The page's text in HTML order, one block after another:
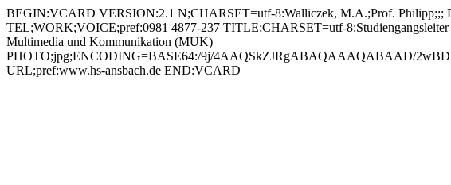
BEGIN:VCARD VERSION:2.1 N;CHARSET=utf-8:Walliczek, M.A.;Prof. Philipp;;;
TEL;WORK;VOICE;pref:0981 4877-237 TITLE;CHARSET=utf-
Multimedia und Kommunikation (MUK)
PHOTO;jpg;ENCODING=BASE64:/9j/4AAQSkZJRgABAQAAAQABAAD/
URL;pref:www.hs-ansbach.de END:VCARD